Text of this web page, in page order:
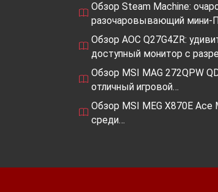
Обзор Steam Machine:
разочаровывающий мини-
Обзор AOC Q27G4ZR:
доступный монитор с
Обзор MSI MAG 272QPW
отличный игровой…
Обзор MSI MEG X870E Ace
среди…